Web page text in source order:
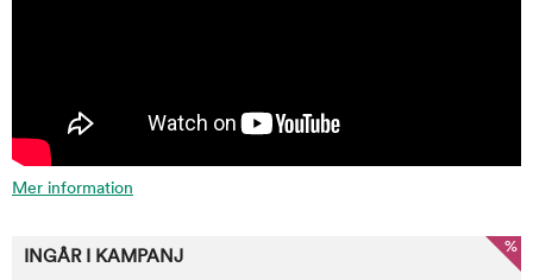
Mer information
%
INGÅR I KAMPANJ